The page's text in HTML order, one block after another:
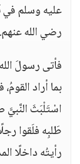
عليه وسلم في
رضي الله عنهم.
فأتى رسولَ
بما أراد
اسْتَلْبَثَ النَّبيَّ
طَلبِه فلَقوا
رأيتُه داخلًا